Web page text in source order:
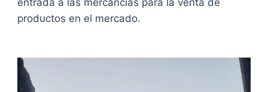
entrada a las mercancías para la venta de
productos en el mercado.